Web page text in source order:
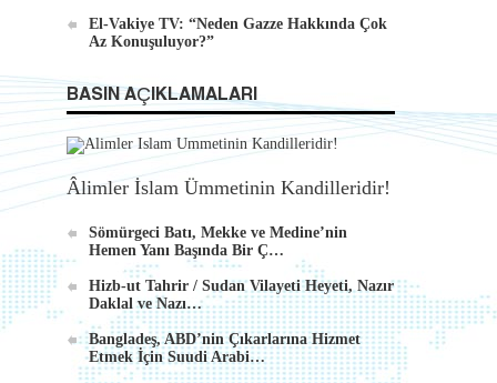
El-Vakiye TV: “Neden Gazze Hakkında Çok
Az Konuşuluyor?”
BASIN AÇIKLAMALARI
Âlimler İslam Ümmetinin Kandilleridir!
Sömürgeci Batı, Mekke ve Medine’nin
Hemen Yanı Başında Bir Ç…
Hizb-ut Tahrir / Sudan Vilayeti Heyeti, Nazır
Daklal ve Nazı…
Bangladeş, ABD’nin Çıkarlarına Hizmet
Etmek İçin Suudi Arabi…